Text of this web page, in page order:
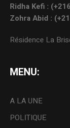
Ridha Kefi :
Zohra Abid :
Résidence La
MENU:
A LA UNE
POLITIQUE